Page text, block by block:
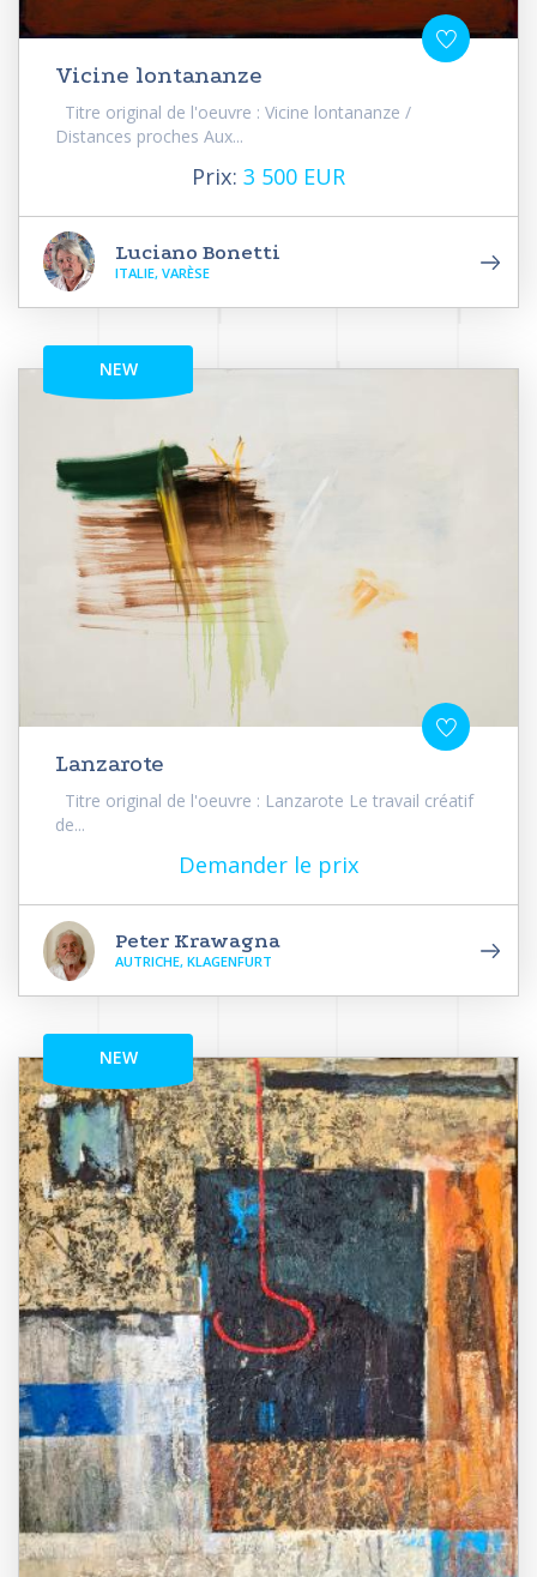
Vicine lontananze
Titre original de l'oeuvre : Vicine lontananze /
Distances proches Aux...
Prix: 3 500 EUR
Luciano Bonetti
ITALIE, VARÈSE
NEW
Lanzarote
Titre original de l'oeuvre : Lanzarote Le travail créatif
de...
Demander le prix
Peter Krawagna
AUTRICHE, KLAGENFURT
NEW